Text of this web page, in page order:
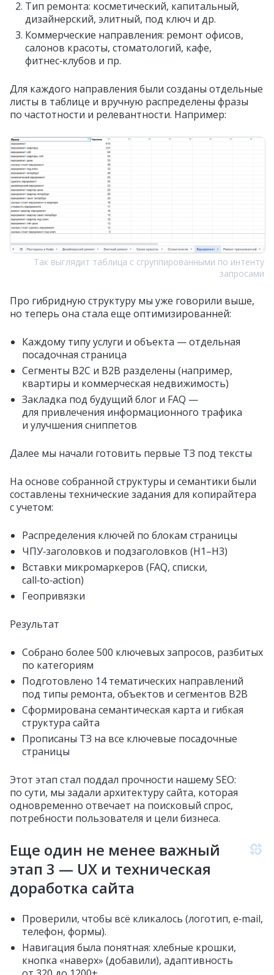
Тип ремонта: косметический, капитальный,
дизайнерский, элитный, под ключ и др.
Коммерческие направления: ремонт офисов,
салонов красоты, стоматологий, кафе,
фитнес‑клубов и пр.
Для каждого направления были созданы отдельные
листы в таблице и вручную распределены фразы
по частотности и релевантности. Например:
Так выглядит таблица с сгруппированными по интенту
запросами
Про гибридную структуру мы уже говорили выше,
но теперь она стала еще оптимизированней:
Каждому типу услуги и объекта — отдельная
посадочная страница
Сегменты B2C и B2B разделены (например,
квартиры и коммерческая недвижимость)
Закладка под будущий блог и FAQ —
для привлечения информационного трафика
и улучшения сниппетов
Далее мы начали готовить первые ТЗ под тексты
На основе собранной структуры и семантики были
составлены технические задания для копирайтера
с учетом:
Распределения ключей по блокам страницы
ЧПУ‑заголовков и подзаголовков (H1–H3)
Вставки микромаркеров (FAQ, списки,
call‑to‑action)
Геопривязки
Результат
Собрано более 500 ключевых запросов, разбитых
по категориям
Подготовлено 14 тематических направлений
под типы ремонта, объектов и сегментов B2B
Сформирована семантическая карта и гибкая
структура сайта
Прописаны ТЗ на все ключевые посадочные
страницы
Этот этап стал поддал прочности нашему SEO:
по сути, мы задали архитектуру сайта, которая
одновременно отвечает на поисковый спрос,
потребности пользователя и цели бизнеса.
Еще один не менее важный
этап 3 — UX и техническая
доработка сайта
Проверили, чтобы всё кликалось (логотип, e‑mail,
телефон, формы).
Навигация была понятная: хлебные крошки,
кнопка «наверх» (добавили), адаптивность